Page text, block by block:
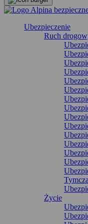
Ubezpieczenie
Ruch
Życie